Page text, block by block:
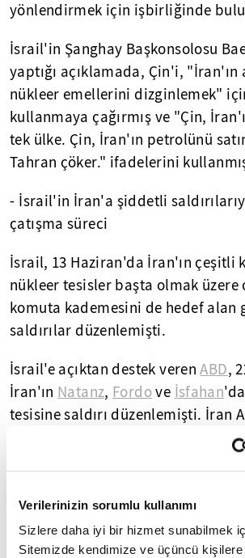
Verilerinizin sorumlu kullanımı
Sizlere daha iyi bir hizmet sunabilmek
Sitemizde kendimize ve üçüncü
yönlendirmek için işbirliğinde
İsrail'in Şanghay Başkonsolosu
yaptığı açıklamada, Çin'i, "İran'ın
nükleer emellerini dizginlemek"
kullanmaya çağırmış ve "Çin,
tek ülke. Çin, İran'ın petrolünü
Tahran çöker." ifadelerini
- ⁠İsrail'in İran'a şiddetli
çatışma süreci
İsrail, 13 Haziran'da İran'ın çeşitli
nükleer tesisler başta olmak üzere
komuta kademesini de hedef alan
saldırılar düzenlemişti.
İsrail'e açıktan destek verenABD,
İran'ın Natanz, Fordove İsfahan
tesisine saldırı düzenlemişti. İran
saldırısına misilleme olarak 23
'daki El-Udeyd
ABD Başkanı Donald Trump
, 24
İsrail arasında ateşkes